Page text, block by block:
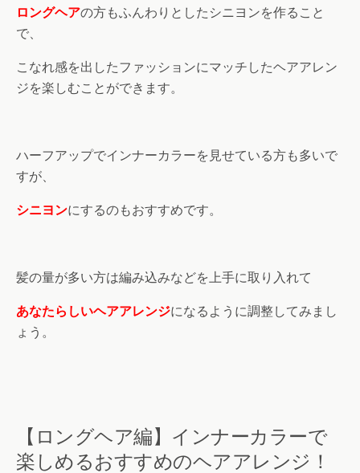
ロングヘアの方もふんわりとしたシニヨンを作ること
で、
こなれ感を出したファッションにマッチしたヘアアレン
ジを楽しむことができます。
ハーフアップでインナーカラーを見せている方も多いで
すが、
シニヨンにするのもおすすめです。
髪の量が多い方は編み込みなどを上手に取り入れて
あなたらしいヘアアレンジになるように調整してみまし
ょう。
【ロングヘア編】インナーカラーで
楽しめるおすすめのヘアアレンジ！